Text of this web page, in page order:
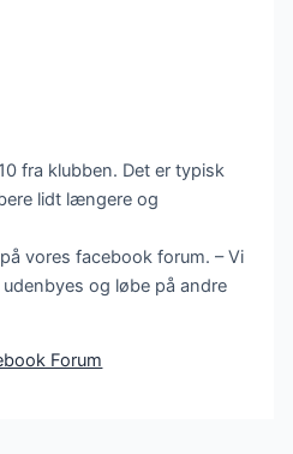
fra klubben. Det er typisk
lidt længere og
vores facebook forum. – Vi
og løbe på andre
Forum